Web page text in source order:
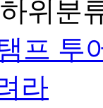
하위분
프 투
라